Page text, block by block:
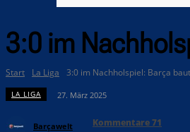
3:0 im
Start La Liga 3:0 im Nachholspiel: Barça
LA LIGA 27. März 2025
Barçawelt Kommentare71